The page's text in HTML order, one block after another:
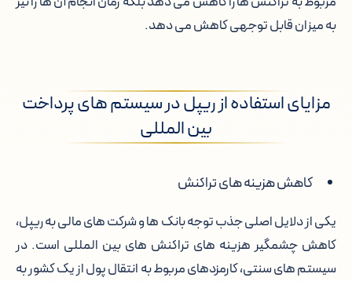
به میزان قابل توجهی کاهش می دهد.
مزایای استفاده از ریپل در سیستم های پرداخت
بین المللی
کاهش هزینه های تراکنش
یکی از دلایل اصلی جذب توجه بانک ها و شرکت های مالی به ریپل،
کاهش چشمگیر هزینه های تراکنش های بین المللی است. در
سیستم های سنتی، کارمزدهای مربوط به انتقال پول از یک کشور به